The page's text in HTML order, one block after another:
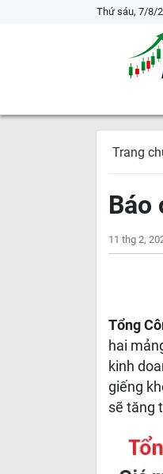
Thứ sáu, 7/8/
Trang
Báo
11 thg 2,
Tổng
hai
kinh
giếng
sẽ tăng